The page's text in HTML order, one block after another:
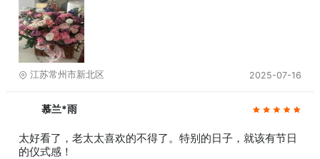
江苏常州市新北区 2025-07-16
慕兰*雨
太好看了，老太太喜欢的不得了。特别的日子，就该有节日
的仪式感！